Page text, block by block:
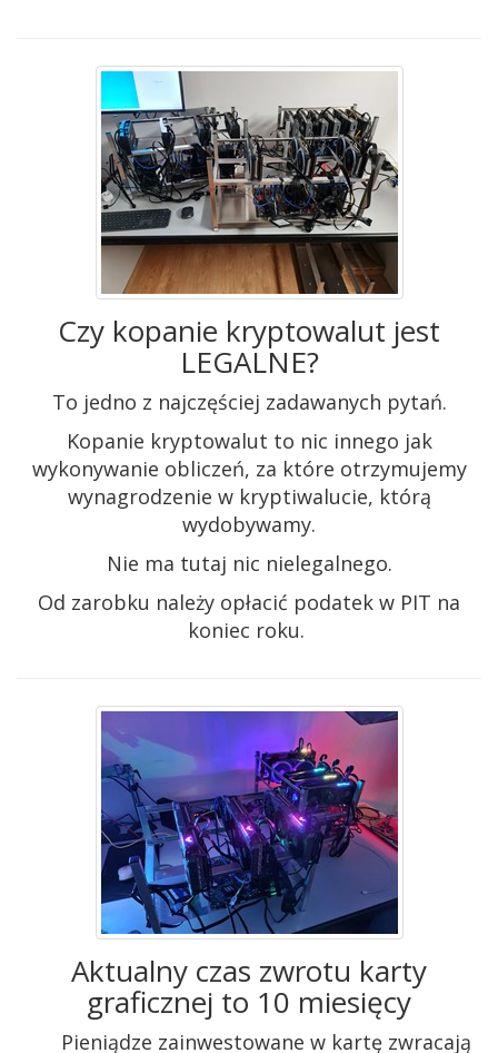
Czy kopanie kryptowalut jest
LEGALNE?
To jedno z najczęściej zadawanych pytań.
Kopanie kryptowalut to nic innego jak
wykonywanie obliczeń, za które otrzymujemy
wynagrodzenie w kryptiwalucie, którą
wydobywamy.
Nie ma tutaj nic nielegalnego.
Od zarobku należy opłacić podatek w PIT na
koniec roku.
Aktualny czas zwrotu karty
graficznej to 10 miesięcy
Pieniądze zainwestowane w kartę zwracają